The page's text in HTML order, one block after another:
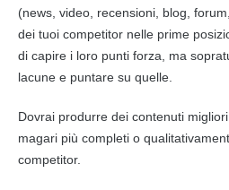
(news, video, recensioni, blog,
dei tuoi competitor nelle prime
di capire i loro punti forza, ma
lacune e puntare su quelle.
Dovrai produrre dei contenuti
magari più completi o
competitor.